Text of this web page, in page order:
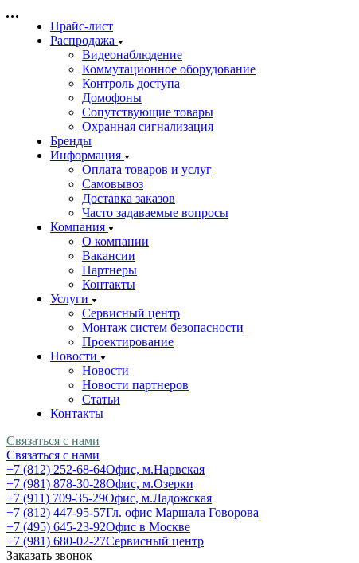
Прайс-лист
Распродажа
Видеонаблюдение
Коммутационное оборудование
Контроль доступа
Домофоны
Сопутствующие товары
Охранная сигнализация
Бренды
Информация
Оплата товаров и услуг
Самовывоз
Доставка заказов
Часто задаваемые вопросы
Компания
О компании
Вакансии
Партнеры
Контакты
Услуги
Сервисный центр
Монтаж систем безопасности
Проектирование
Новости
Новости
Новости партнеров
Статьи
Контакты
Связаться с нами
Связаться с нами
+7 (812) 252-68-64Офис, м.Нарвская
+7 (981) 878-30-28Офис, м.Озерки
+7 (911) 709-35-29Офис, м.Ладожская
+7 (812) 447-95-57Гл. офис Маршала Говорова
+7 (495) 645-23-92Офис в Москве
+7 (981) 680-02-27Сервисный центр
Заказать звонок